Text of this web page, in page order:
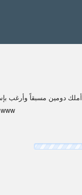
أملك دومين مسبقاً وأرغب
www.